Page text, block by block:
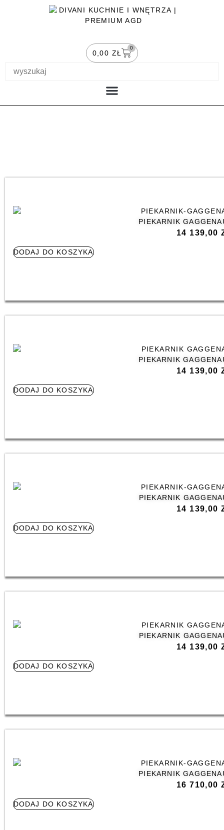
0,00 ZŁ
0
PIEKARNIK
14 139,00
DODAJ DO KOSZYKA
PIEKARNIK
14 139,00
DODAJ DO KOSZYKA
PIEKARNIK
14 139,00
DODAJ DO KOSZYKA
PIEKARNIK
14 139,00
DODAJ DO KOSZYKA
PIEKARNIK
16 710,00
DODAJ DO KOSZYKA